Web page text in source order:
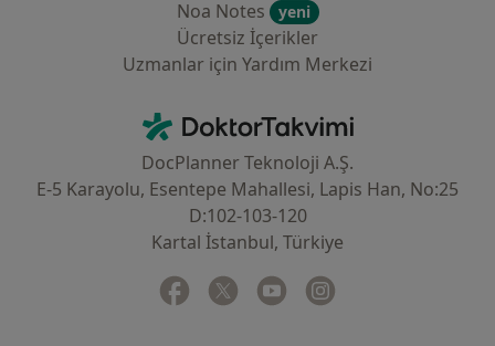
Noa Notes
yeni
Ücretsiz İçerikler
Uzmanlar için Yardım Merkezi
DoktorTakvimi - Ana Sayfa
DocPlanner Teknoloji A.Ş.
E-5 Karayolu, Esentepe Mahallesi, Lapis Han, No:25
D:102-103-120
Kartal İstanbul, Türkiye
Facebook
yeni bir sekmede açılır
Twitter
yeni bir sekmede açılır
Youtube
yeni bir sekmede açılır